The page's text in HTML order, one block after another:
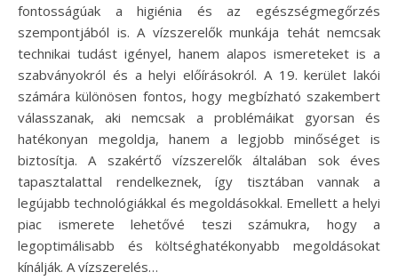
fontosságúak a higiénia és az egészségmegőrzés
szempontjából is. A vízszerelők munkája tehát nemcsak
technikai tudást igényel, hanem alapos ismereteket is a
szabványokról és a helyi előírásokról. A 19. kerület lakói
számára különösen fontos, hogy megbízható szakembert
válasszanak, aki nemcsak a problémáikat gyorsan és
hatékonyan megoldja, hanem a legjobb minőséget is
biztosítja. A szakértő vízszerelők általában sok éves
tapasztalattal rendelkeznek, így tisztában vannak a
legújabb technológiákkal és megoldásokkal. Emellett a helyi
piac ismerete lehetővé teszi számukra, hogy a
legoptimálisabb és költséghatékonyabb megoldásokat
kínálják. A vízszerelés…